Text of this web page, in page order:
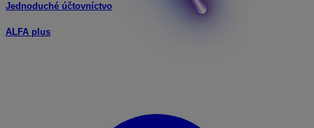
Jednoduché účtovníctvo
ALFA plus